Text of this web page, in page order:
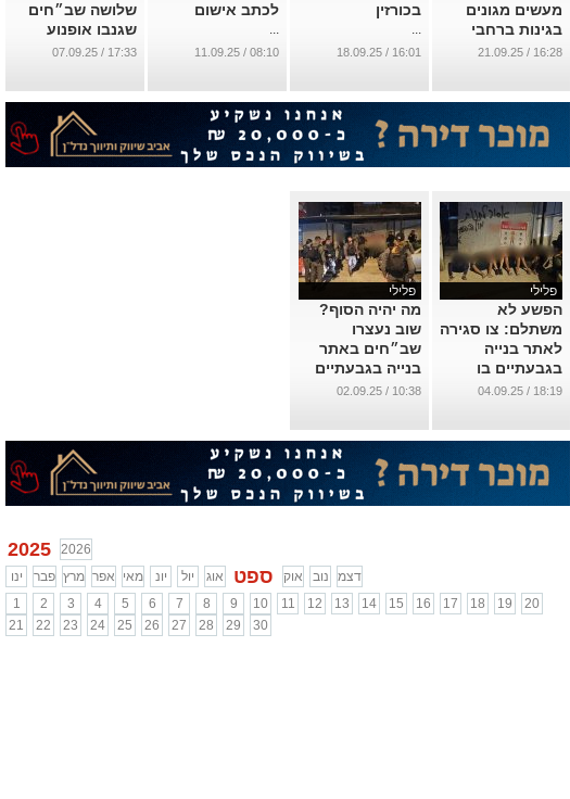
מעשים מגונים
בגינות ברחבי
גבעתיים
16:28 / 21.09.25
בכורזין
...
16:01 / 18.09.25
לכתב אישום
...
08:10 / 11.09.25
שלושה שב״חים
שגנבו אופנוע
בגבעתיים
17:33 / 07.09.25
פלילי
הפשע לא
משתלם: צו סגירה
לאתר בנייה
בגבעתיים בו
נעצרו 13 שב״חים
18:19 / 04.09.25
פלילי
מה יהיה הסוף?
שוב נעצרו
שב״חים באתר
בנייה בגבעתיים
...
10:38 / 02.09.25
2025
2026
ינו
פבר מרץ אפר מאי יונ יול אוג ספט אוק נוב
דצמ
1
2 3 4 5 6 7 8 9 10 11 12 13 14 15 16 17 18 19
20
21
22 23 24 25 26 27 28 29 30